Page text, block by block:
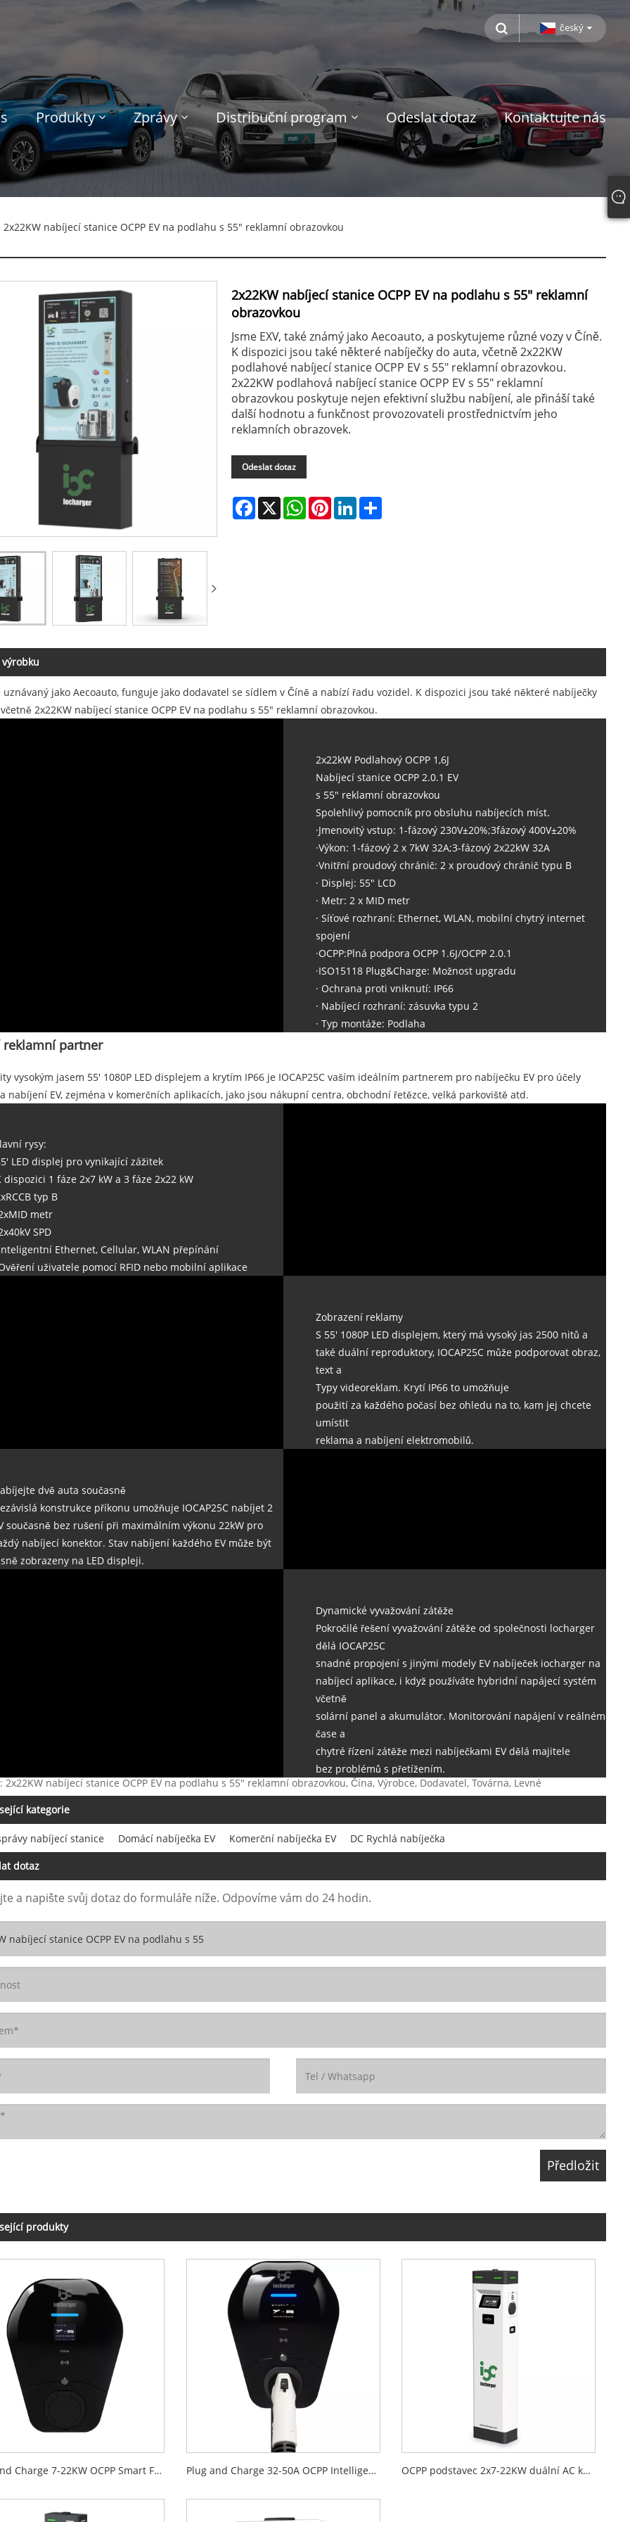
český
Produkty Zprávy Distribuční program Odeslat dotaz Kontaktujte nás
2x22KW nabíjecí stanice OCPP EV na podlahu s 55" reklamní obrazovkou
2x22KW nabíjecí stanice OCPP EV na podlahu s 55" reklamní
obrazovkou
Jsme EXV, také známý jako Aecoauto, a poskytujeme různé vozy v Číně.
K dispozici jsou také některé nabíječky do auta, včetně 2x22KW
podlahové nabíjecí stanice OCPP EV s 55" reklamní obrazovkou.
2x22KW podlahová nabíjecí stanice OCPP EV s 55" reklamní
obrazovkou poskytuje nejen efektivní službu nabíjení, ale přináší také
další hodnotu a funkčnost provozovateli prostřednictvím jeho
reklamních obrazovek.
Odeslat dotaz
Facebook
X WhatsApp
PinterestLinkedIn
výrobku
uznávaný jako Aecoauto, funguje jako dodavatel se sídlem v Číně a nabízí řadu vozidel. K dispozici jsou také některé nabíječky
2x22KW nabíjecí stanice OCPP EV na podlahu s 55" reklamní obrazovkou.
2x22kW Podlahový OCPP 1,6J
Nabíjecí stanice OCPP 2.0.1 EV
s 55" reklamní obrazovkou
Spolehlivý pomocník pro obsluhu nabíjecích míst.
·Jmenovitý vstup: 1-fázový 230V±20%;3fázový 400V±20%
·Výkon: 1-fázový 2 x 7kW 32A;3-fázový 2x22kW 32A
·Vnitřní proudový chránič: 2 x proudový chránič typu B
· Displej: 55" LCD
· Metr: 2 x MID metr
· Síťové rozhraní: Ethernet, WLAN, mobilní chytrý internet
spojení
·OCPP:Plná podpora OCPP 1.6J/OCPP 2.0.1
·ISO15118 Plug&Charge: Možnost upgradu
· Ochrana proti vniknutí: IP66
· Nabíjecí rozhraní: zásuvka typu 2
· Typ montáže: Podlaha
reklamní partner
vysokým jasem 55' 1080P LED displejem a krytím IP66 je IOCAP25C vaším ideálním partnerem pro nabíječku EV pro účely
nabíjení EV, zejména v komerčních aplikacích, jako jsou nákupní centra, obchodní řetězce, velká parkoviště atd.
rysy:
LED displej pro vynikající zážitek
dispozici 1 fáze 2x7 kW a 3 fáze 2x22 kW
typ B
metr
SPD
Ethernet, Cellular, WLAN přepínání
uživatele pomocí RFID nebo mobilní aplikace
Zobrazení reklamy
S 55' 1080P LED displejem, který má vysoký jas 2500 nitů a
také duální reproduktory, IOCAP25C může podporovat obraz,
text a
Typy videoreklam. Krytí IP66 to umožňuje
použití za každého počasí bez ohledu na to, kam jej chcete
umístit
reklama a nabíjení elektromobilů.
dvě auta současně
konstrukce příkonu umožňuje IOCAP25C nabíjet 2
současně bez rušení při maximálním výkonu 22kW pro
nabíjecí konektor. Stav nabíjení každého EV může být
zobrazeny na LED displeji.
Dynamické vyvažování zátěže
Pokročilé řešení vyvažování zátěže od společnosti locharger
dělá IOCAP25C
snadné propojení s jinými modely EV nabíječek iocharger na
nabíjecí aplikace, i když používáte hybridní napájecí systém
včetně
solární panel a akumulátor. Monitorování napájení v reálném
čase a
chytré řízení zátěže mezi nabíječkami EV dělá majitele
bez problémů s přetížením.
2x22KW nabíjecí stanice OCPP EV na podlahu s 55" reklamní obrazovkou, Čína, Výrobce, Dodavatel, Továrna, Levné
kategorie
nabíjecí stanice Domácí nabíječka EV Komerční nabíječka EV DC Rychlá nabíječka
dotaz
a napište svůj dotaz do formuláře níže. Odpovíme vám do 24 hodin.
produkty
Plug and Charge 7-22KW OCPP Smart Fast EV Charger Plug and Charge 32-50A OCPP Intelligent EV Charger OCPP podstavec 2x7-22KW duální AC komerční EV nabíječka